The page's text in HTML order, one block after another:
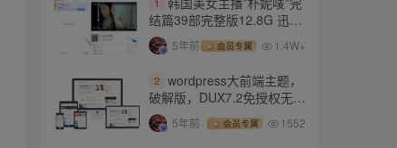
结篇39部完整版12.8G 迅雷
种子打包下载
5年前 会员专属 1.4W+
2 wordpress大前端主题，
破解版，DUX7.2免授权无限
版wordpress主题（花花亲
自测试，可用）
5年前 会员专属 1552